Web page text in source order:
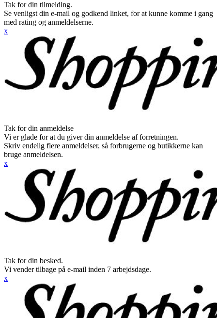
Tak for din tilmelding.
Se venligst din e-mail og godkend linket, for at kunne komme i gang
med rating og anmeldelserne.
x
Tak for din anmeldelse
Vi er glade for at du giver din anmeldelse af forretningen.
Skriv endelig flere anmeldelser, så forbrugerne og butikkerne kan
bruge anmeldelsen.
x
Tak for din besked.
Vi vender tilbage på e-mail inden 7 arbejdsdage.
x